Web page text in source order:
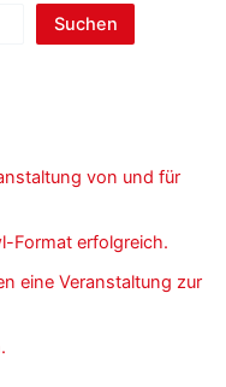
Suchen
von und für
Format erfolgreich.
eine Veranstaltung zur